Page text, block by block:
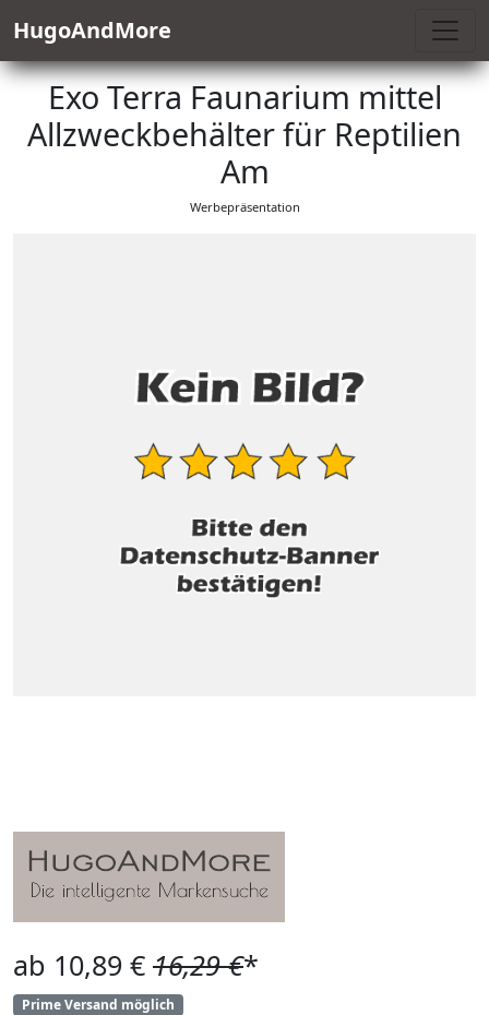
HugoAndMore
Exo Terra Faunarium mittel
Allzweckbehälter für Reptilien
Am
Werbepräsentation
ab 10,89 € 16,29 €*
Prime Versand möglich